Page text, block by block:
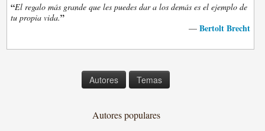
“El regalo más grande que les puedes dar a los demás es el ejemplo de
tu propia vida.”
— Bertolt Brecht
Autores Temas
Autores populares